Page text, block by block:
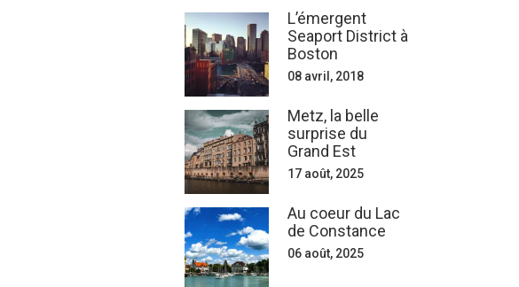
L’émergent
Seaport District à
Boston
08 avril, 2018
Metz, la belle
surprise du
Grand Est
17 août, 2025
Au coeur du Lac
de Constance
06 août, 2025